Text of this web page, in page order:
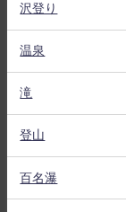
沢登り
温泉
滝
登山
百名瀑